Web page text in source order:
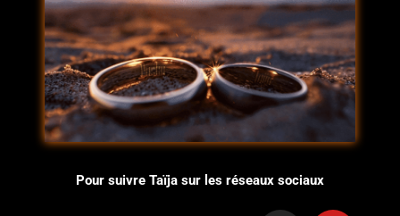
Pour suivre Taïja sur les réseaux sociaux